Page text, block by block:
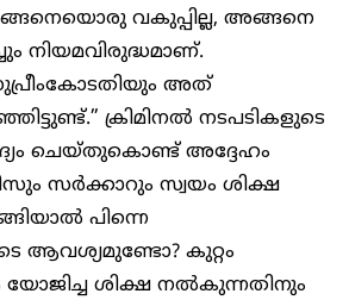
വകുപ്പില്ല, അങ്ങനെ
നിയമവിരുദ്ധമാണ്.
അത്
ക്രിമിനൽ നടപടികളുടെ
ചെയ്തുകൊണ്ട് അദ്ദേഹം
സർക്കാറും സ്വയം ശിക്ഷ
പിന്നെ
ആവശ്യമുണ്ടോ? കുറ്റം
യോജിച്ച ശിക്ഷ നൽകുന്നതിനും